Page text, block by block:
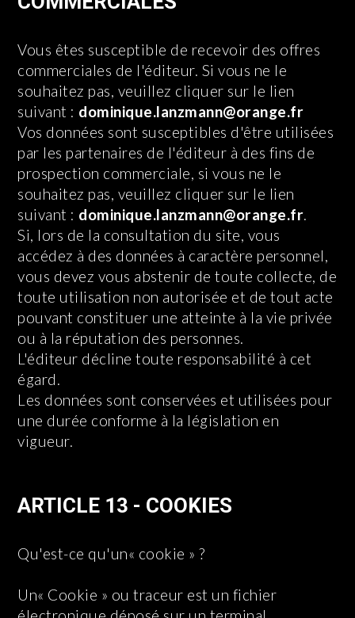
Vous êtes susceptible de recevoir des offres
commerciales de l'éditeur. Si vous ne le
souhaitez pas, veuillez cliquer sur le lien
suivant : dominique.lanzmann@orange.fr
Vos données sont susceptibles d'être utilisées
par les partenaires de l'éditeur à des fins de
prospection commerciale, si vous ne le
souhaitez pas, veuillez cliquer sur le lien
suivant : dominique.lanzmann@orange.fr.
Si, lors de la consultation du site, vous
accédez à des données à caractère personnel,
vous devez vous abstenir de toute collecte, de
toute utilisation non autorisée et de tout acte
pouvant constituer une atteinte à la vie privée
ou à la réputation des personnes.
L'éditeur décline toute responsabilité à cet
égard.
Les données sont conservées et utilisées pour
une durée conforme à la législation en
vigueur.
ARTICLE 13 - COOKIES
Qu'est-ce qu'un« cookie » ?
Un« Cookie » ou traceur est un fichier